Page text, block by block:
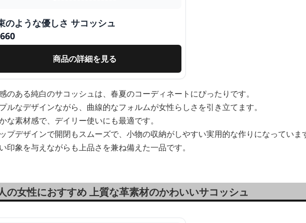
のような優しさ サコッシュ
商品の詳細を見る
のある純白のサコッシュは、春夏のコーディネートにぴったりです。
ルなデザインながら、曲線的なフォルムが女性らしさを引き立てます。
な素材感で、デイリー使いにも最適です。
プデザインで開閉もスムーズで、小物の収納がしやすい実用的な作りになっていま
印象を与えながらも上品さを兼ね備えた一品です。
の女性におすすめ 上質な革素材のかわいいサコッシュ